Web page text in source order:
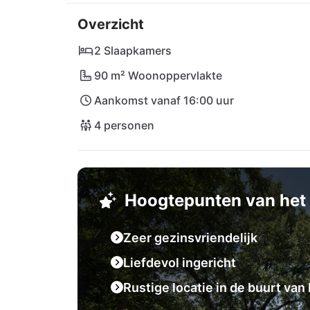
adembenemende kustplaatsen. De
afstand en zorgt voor een snelle en
voor reizigers die op zoek zijn naar een
betoverende regio Istrië.
Overzicht
2 Slaapkamers
90 m² Woonoppervlakte
Aankomst vanaf 16:00 uur
4 personen
Hoogtepunten van
Zeer gezinsvriendelijk
Liefdevol ingericht
Rustige locatie in de buurt van